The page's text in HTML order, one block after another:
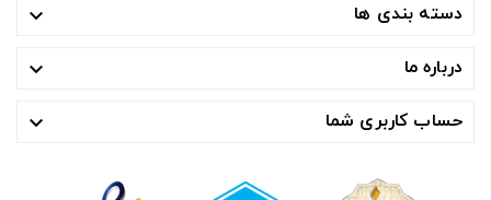
دسته بندی ها 
درباره ما 
حساب کاربری شما 